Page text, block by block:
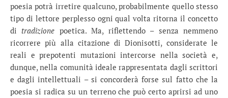
poesia potrà irretire qualcuno, probabilmente quello stesso
tipo di lettore perplesso ogni qual volta ritorna il concetto
ditradizione poetica. Ma, riflettendo – senza nemmeno
ricorrere più alla citazione di Dionisotti, considerate le
reali e prepotenti mutazioni intercorse nella società e,
dunque, nella comunità ideale rappresentata dagli scrittori
e dagli intellettuali – si concorderà forse sul fatto che la
poesia si radica su un terreno che può certo aprirsi ad uno